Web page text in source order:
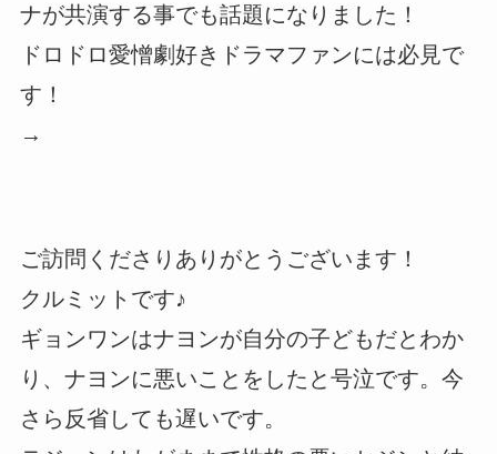
ナが共演する事でも話題になりました！
ドロドロ愛憎劇好きドラマファンには必見で
す！
→
ご訪問くださりありがとうございます！
クルミットです♪
ギョンワンはナヨンが自分の子どもだとわか
り、ナヨンに悪いことをしたと号泣です。今
さら反省しても遅いです。